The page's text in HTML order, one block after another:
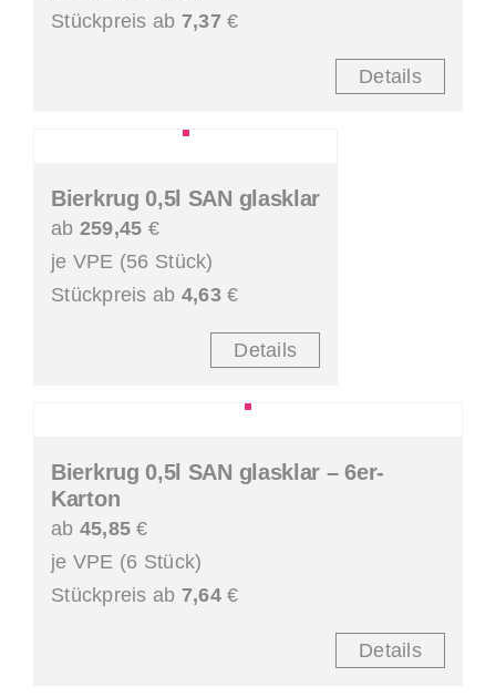
Stückpreis ab 7,37€
Details
Bierkrug 0,5l SAN glasklar
ab 259,45 €
je VPE (56 Stück)
Stückpreis ab 4,63€
Details
Bierkrug 0,5l SAN glasklar – 6er-
Karton
ab 45,85 €
je VPE (6 Stück)
Stückpreis ab 7,64€
Details